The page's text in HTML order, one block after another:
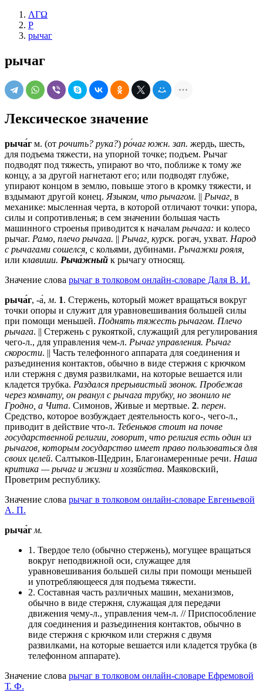
ΛΓΩ
Р
рычаг
рычаг
Лексическое значение
рыча́г м. (от рочить? рука?) ро́чаг южн. зап. жердь, шесть,
для подъема тяжести, на упорной точке; подъем. Рычаг
подводят под тяжесть, упирают во что, поближе к тому же
концу, а за другой нагнетают его; или подводят глубже,
упирают концом в землю, повыше этого в кромку тяжести, и
вздымают другой конец. Языком, что рычагом. || Рычаг, в
механике: мысленная черта, в которой отличают точки: упора,
силы и сопротивленья; в сем значении большая часть
машинного строенья приводится к началам рычага: и колесо
рычаг. Рамо, плечо рычага. || Рычаг, курск. рогач, ухват. Народ
с рычагами сошелся, с кольями, дубинами. Рычажки рояля,
или клавиши. Рыча́жный к рычагу относящ.
Значение слова рычаг в толковом онлайн-словаре Даля В. И.
рыча́г, -а́, м. 1. Стержень, который может вращаться вокруг
точки опоры и служит для уравновешивания большей силы
при помощи меньшей. Поднять тяжесть рычагом. Плечо
рычага. || Стержень с рукояткой, служащий для регулирования
чего-л., для управления чем-л. Рычаг управления. Рычаг
скорости. || Часть телефонного аппарата для соединения и
разъединения контактов, обычно в виде стержня с крючком
или стержня с двумя развилками, на которые вешается или
кладется трубка. Раздался прерывистый звонок. Пробежав
через комнату, он рванул с рычага трубку, но звонило не
Гродно, а Чита. Симонов, Живые и мертвые. 2. перен.
Средство, которое возбуждает деятельность кого-, чего-л.,
приводит в действие что-л. Тебеньков стоит на почве
государственной религии, говорит, что религия есть один из
рычагов, которым государство имеет право пользоваться для
своих целей. Салтыков-Щедрин, Благонамеренные речи. Наша
критика — рычаг и жизни и хозяйства. Маяковский,
Проветрим республику.
Значение слова рычаг в толковом онлайн-словаре Евгеньевой
А. П.
рыча́г м.
1. Твердое тело (обычно стержень), могущее вращаться
вокруг неподвижной оси, служащее для
уравновешивания большей силы при помощи меньшей
и употребляющееся для подъема тяжести.
2. Составная часть различных машин, механизмов,
обычно в виде стержня, служащая для передачи
движения чему-л., управления чем-л. // Приспособление
для соединения и разъединения контактов, обычно в
виде стержня с крючком или стержня с двумя
развилками, на которые вешается или кладется трубка (в
телефонном аппарате).
Значение слова рычаг в толковом онлайн-словаре Ефремовой
Т. Ф.